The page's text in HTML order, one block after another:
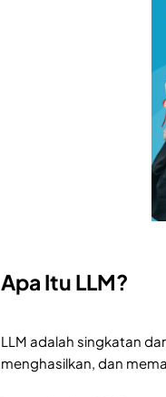
Apa Itu LLM?
LLM adalah singkatan
menghasilkan, dan